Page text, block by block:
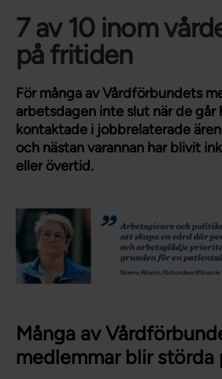
7 av 10 inom
på fritiden
För många av Vårdförbundets
arbetsdagen inte slut när de går
kontaktade i jobbrelaterade
och nästan varannan har blivit
eller övertid.
Många av
medlemmar blir